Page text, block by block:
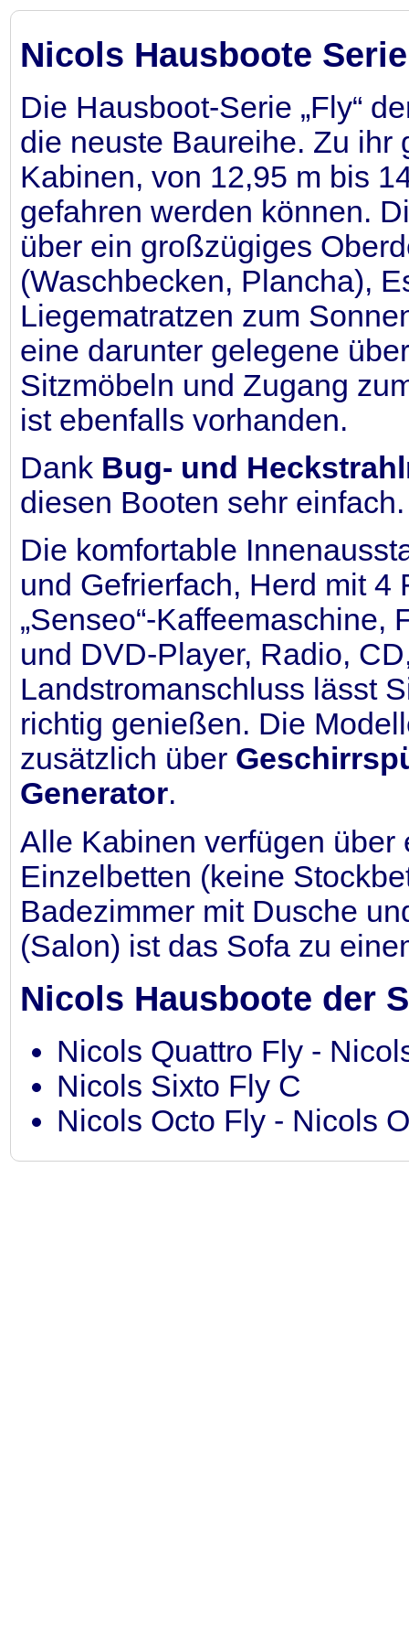
Nicols Hausboote
Die Hausboot-Serie „Fly“
die neuste Baureihe. Zu ihr
Kabinen, von 12,95 m bis
gefahren werden können.
über ein großzügiges
(Waschbecken, Plancha),
Liegematratzen zum
eine darunter gelegene
Sitzmöbeln und Zugang
ist ebenfalls vorhanden.
Dank Bug- und
diesen Booten sehr einfach.
Die komfortable
und Gefrierfach, Herd mit
„Senseo“-
und DVD-Player, Radio,
Landstromanschluss lässt
richtig genießen. Die
zusätzlich über
Generator.
Alle Kabinen verfügen
Einzelbetten (keine
Badezimmer mit Dusche
(Salon) ist das Sofa zu
Nicols Hausboote der
Nicols Quattro Fly -
Nicols Sixto Fly C
Nicols Octo Fly - Nicols